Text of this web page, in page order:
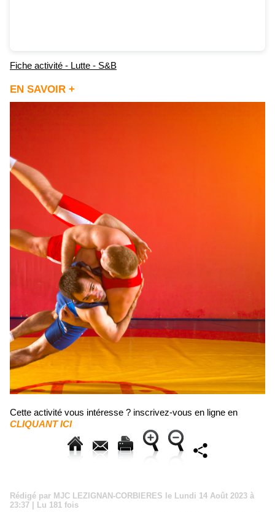
Fiche activité - Lutte - S&B
EN SAVOIR +
Cette activité vous intéresse ? inscrivez-vous en ligne en
CLIQUANT ICI
Rédigé par MJC LEZIGNAN-CORBIERES le Lundi 14 Août 2023 à
23:37 | Lu 181 fois